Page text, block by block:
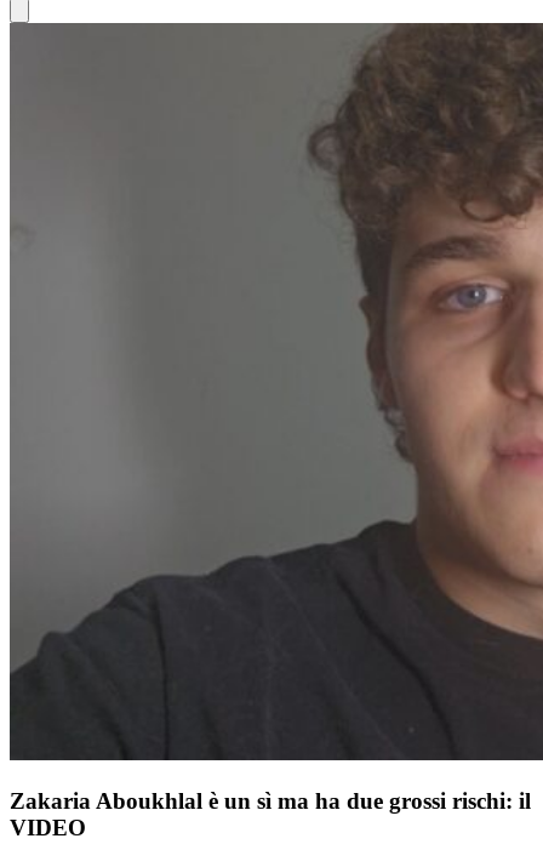
Zakaria Aboukhlal è un sì ma ha due grossi rischi: il
VIDEO